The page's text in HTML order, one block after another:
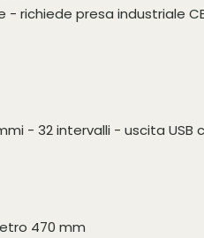
richiede presa industriale
- 32 intervalli - uscita
470 mm